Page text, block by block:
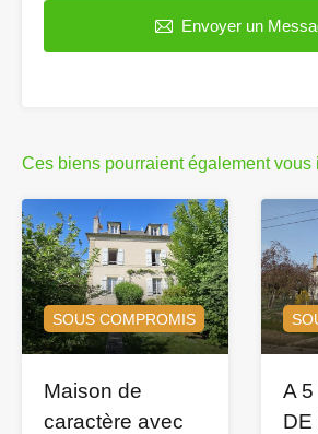
Envoyer un
Ces biens pourraient également vous
SOUS COMPROMIS
Maison de
caractère avec
A
DE